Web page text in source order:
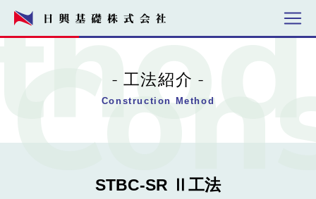
工法紹介
Construction Method
STBC-SR Ⅱ工法